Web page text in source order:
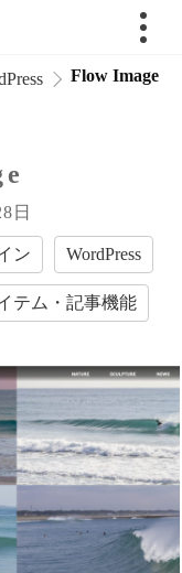
Flow Image
日
ン WordPress
テム・記事機能